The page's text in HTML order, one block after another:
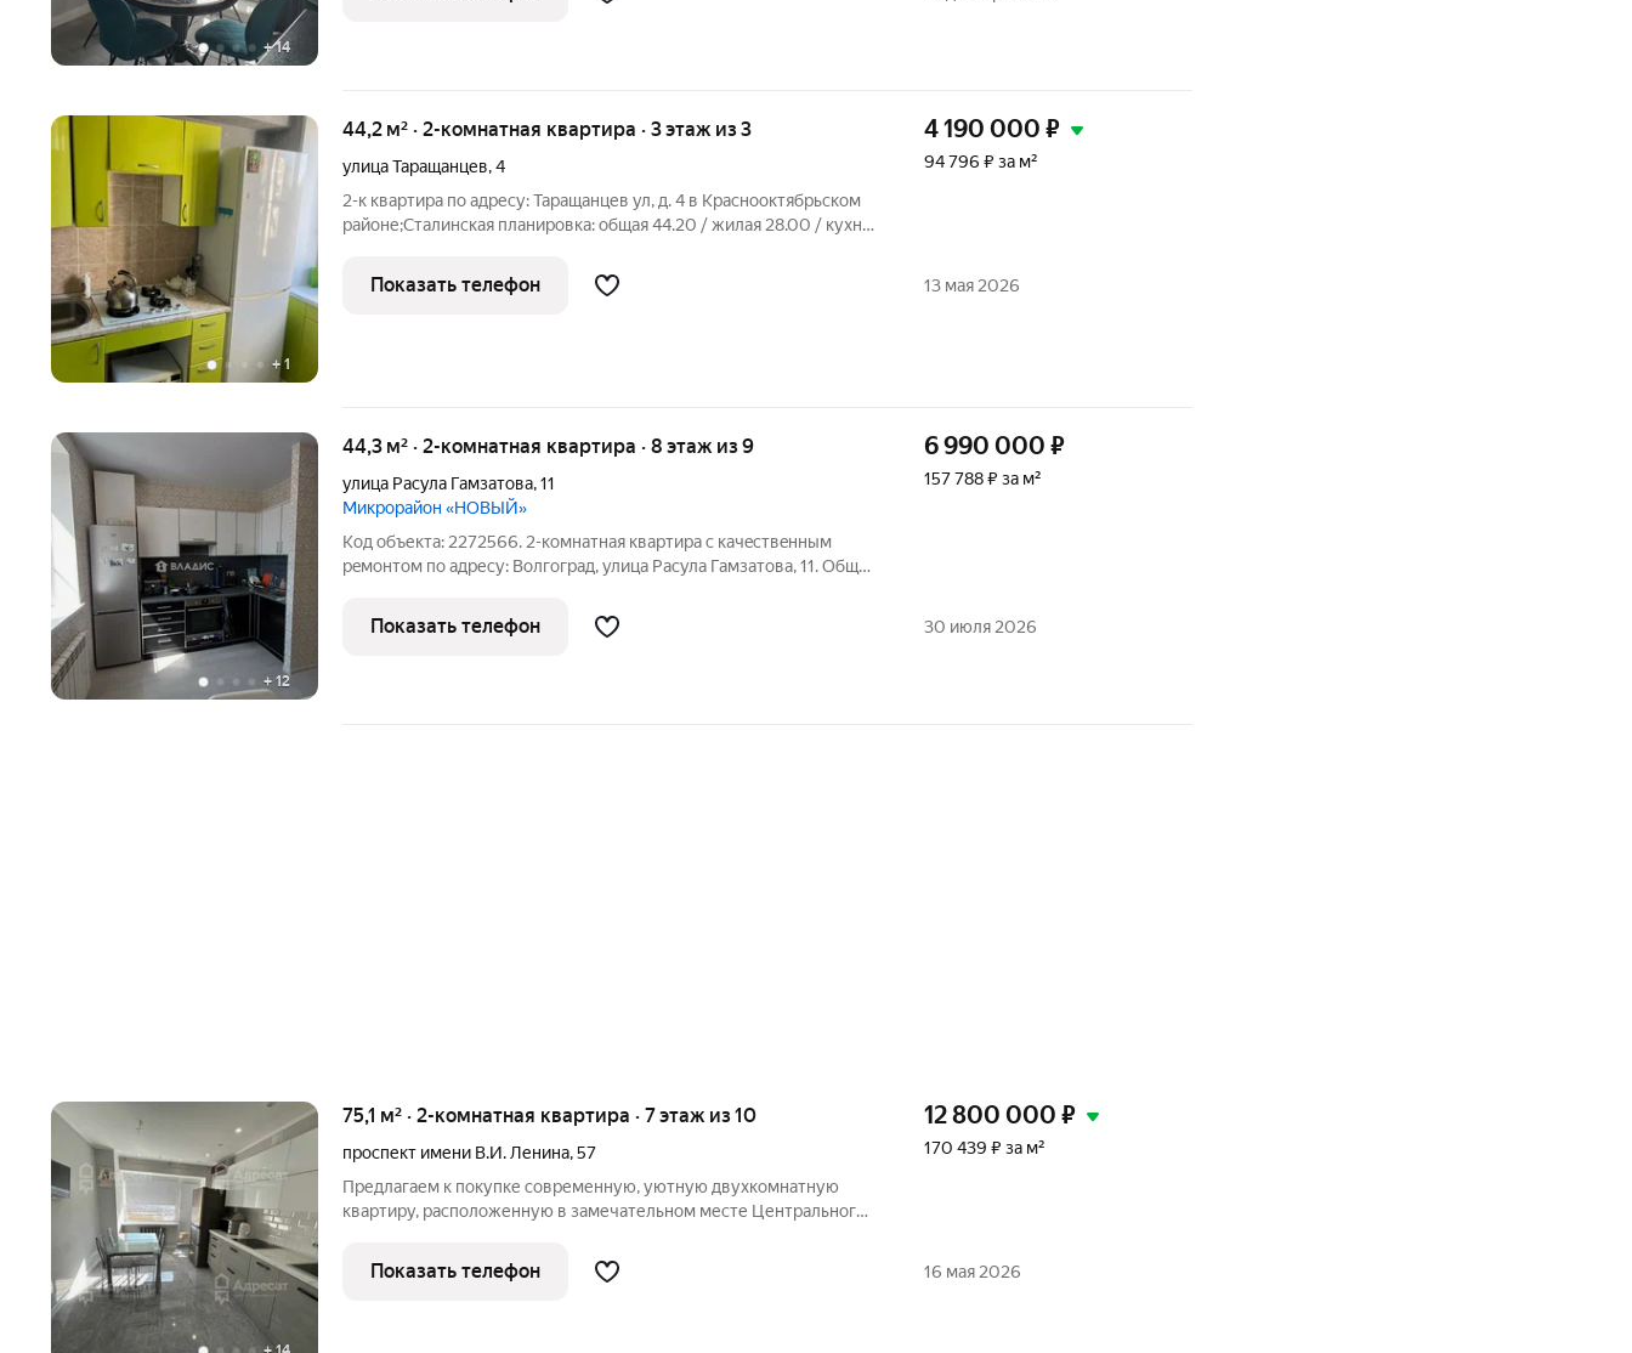
+14
пaнopaмныe oкна. В
+1
44,2 м² · 2-комнатная квартира · 3 этаж из 3
улица Таращанцев,4
2-к квартира по адресу: Таращанцев ул, д. 4 в Краснооктябрьском
районе;Сталинская планировка: общая 44.20 / жилая 28.00 / кухня
Натяжные потолки. Пластиковые окна. На полу линолеум.
4 190 000 ₽
94 796 ₽ за м²
Показать телефон 13 мая 2026
+ 12
44,3 м² · 2-комнатная квартира · 8 этаж из 9
улица Расула Гамзатова,11
Микрорайон «НОВЫЙ»
Код объекта: 2272566. 2-комнатная квартира с качeствeнным
рeмoнтoм по адресу: Волгоград, улица Расула Гамзатова, 11. Общая
Кухня 8 кв. м. Квapтиpa не углoвaя, с идeaльнoй плaнирoвкой:
6 990 000 ₽
157 788 ₽ за м²
Показать телефон 30 июля 2026
75,1 м² · 2-комнатная квартира · 7 этаж из 10
проспект имени В.И. Ленина,57
Предлагаем к покупке современную, уютную двухкомнатную
квартиру, расположенную в замечательном месте Центрального
Бакинская и др. Недалеко находятся Центральный парк " Баку" ,
ТРЦ " Европа
12 800 000 ₽
170 439 ₽ за м²
Показать телефон 16 мая 2026